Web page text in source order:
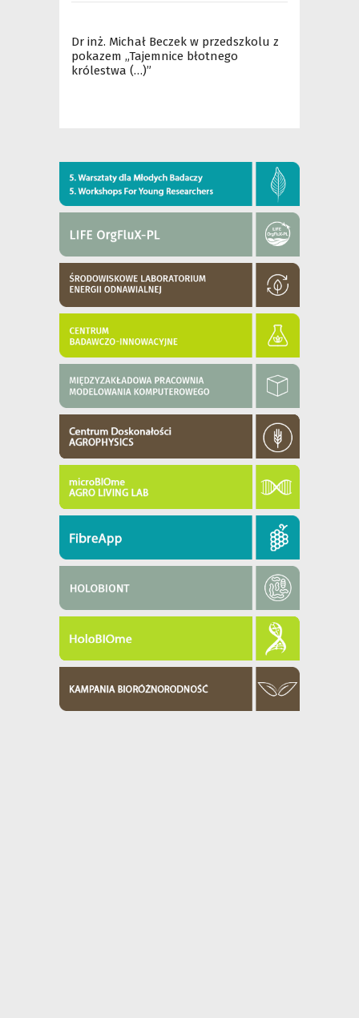
Dr inż. Michał Beczek w przedszkolu z
pokazem „Tajemnice błotnego
królestwa (…)”